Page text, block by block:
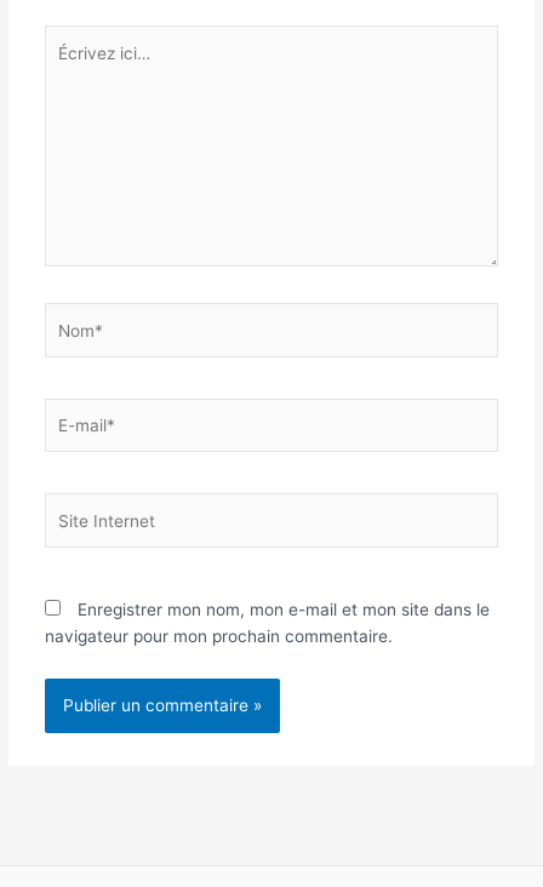
Écrivez
ici…
mail*
Internet
Enregistrer mon nom, mon e-mail et mon site dans le
navigateur pour mon prochain commentaire.